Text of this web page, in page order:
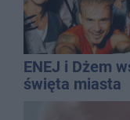
ENEJ i Dżem
święta miasta